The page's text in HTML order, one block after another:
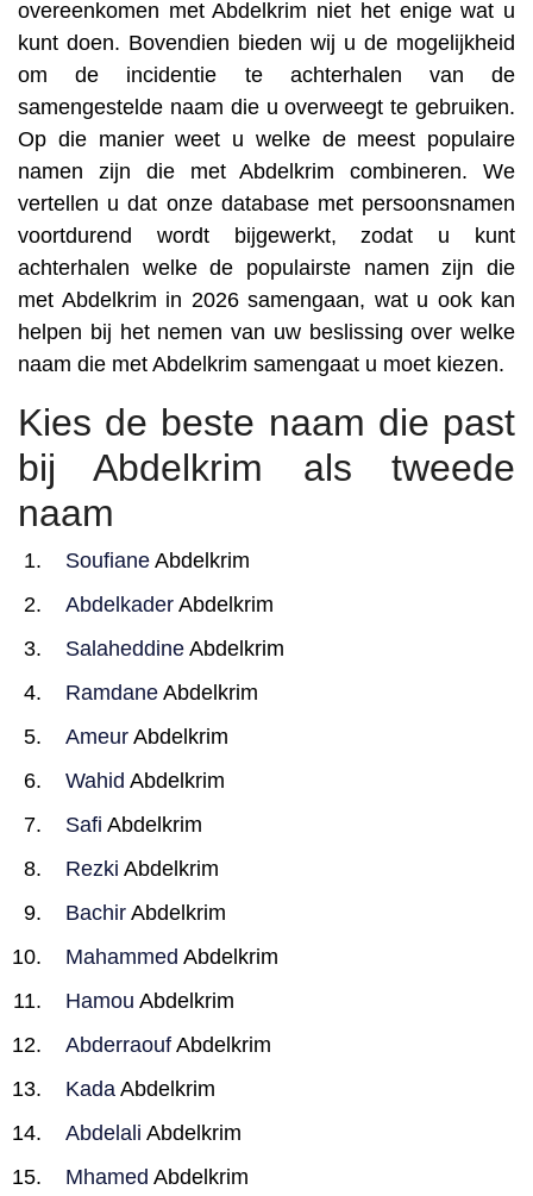
overeenkomen met Abdelkrim niet het enige wat u
kunt doen. Bovendien bieden wij u de mogelijkheid
om de incidentie te achterhalen van de
samengestelde naam die u overweegt te gebruiken.
Op die manier weet u welke de meest populaire
namen zijn die met Abdelkrim combineren. We
vertellen u dat onze database met persoonsnamen
voortdurend wordt bijgewerkt, zodat u kunt
achterhalen welke de populairste namen zijn die
met Abdelkrim in 2026 samengaan, wat u ook kan
helpen bij het nemen van uw beslissing over welke
naam die met Abdelkrim samengaat u moet kiezen.
Kies de beste naam die past
bij Abdelkrim als tweede
naam
Soufiane Abdelkrim
Abdelkader Abdelkrim
Salaheddine Abdelkrim
Ramdane Abdelkrim
Ameur Abdelkrim
Wahid Abdelkrim
Safi Abdelkrim
Rezki Abdelkrim
Bachir Abdelkrim
Mahammed Abdelkrim
Hamou Abdelkrim
Abderraouf Abdelkrim
Kada Abdelkrim
Abdelali Abdelkrim
Mhamed Abdelkrim